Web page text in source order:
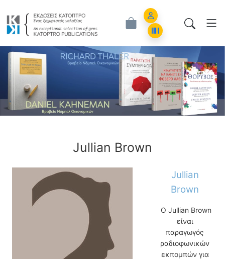
Εκδόσεις Κάτοπτρο - Επιστημονικά
Account
Orders
Jullian Brown
Jullian
Brown
Ο Jullian Brown
είναι
παραγωγός
ραδιοφωνικών
εκπομπών για